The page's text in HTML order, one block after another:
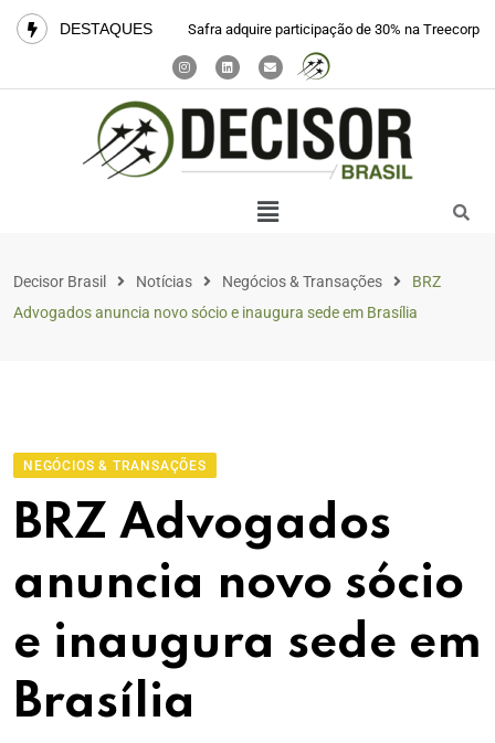
DESTAQUES Safra adquire participação de 30% na Treecorp
Decisor Brasil Notícias Negócios & Transações
BRZ
Advogados anuncia novo sócio e inaugura sede em Brasília
NEGÓCIOS & TRANSAÇÕES
BRZ Advogados
anuncia novo sócio
e inaugura sede em
Brasília